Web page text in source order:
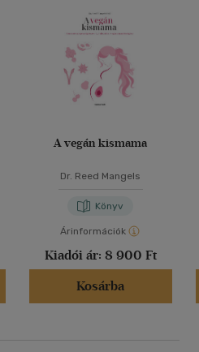
A vegán kismama
Dr. Reed Mangels
Könyv
Árinformációk
Kiadói ár: 8 900 Ft
Kosárba